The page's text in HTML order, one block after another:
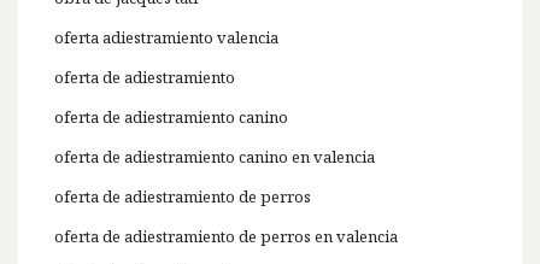
oferta adiestramiento valencia
oferta de adiestramiento
oferta de adiestramiento canino
oferta de adiestramiento canino en valencia
oferta de adiestramiento de perros
oferta de adiestramiento de perros en valencia